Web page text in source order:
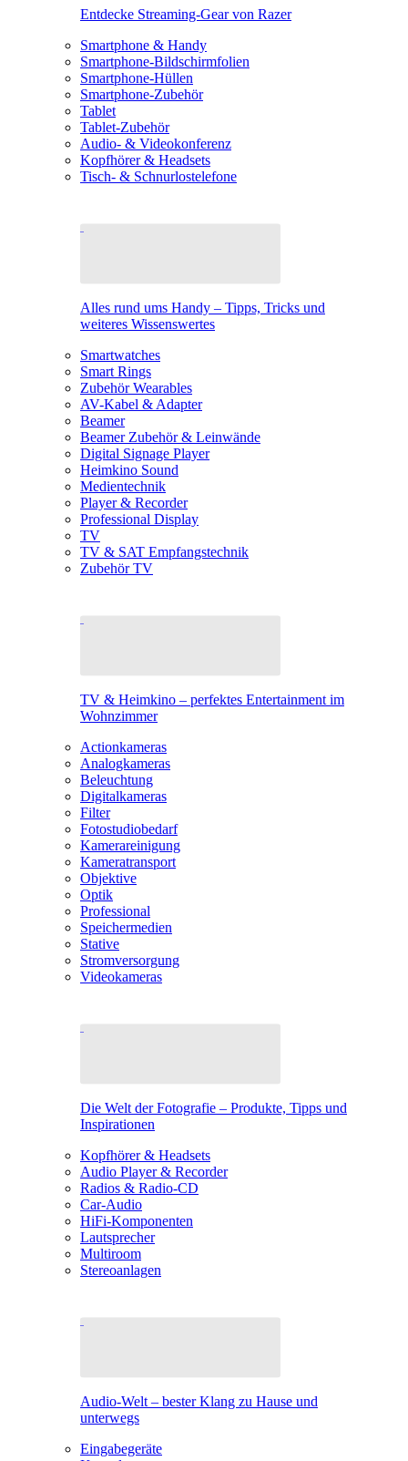
Entdecke Streaming-Gear von Razer
Smartphone & Handy
Smartphone-Bildschirmfolien
Smartphone-Hüllen
Smartphone-Zubehör
Tablet
Tablet-Zubehör
Audio- & Videokonferenz
Kopfhörer & Headsets
Tisch- & Schnurlostelefone
Alles rund ums Handy – Tipps, Tricks und
weiteres Wissenswertes
Smartwatches
Smart Rings
Zubehör Wearables
AV-Kabel & Adapter
Beamer
Beamer Zubehör & Leinwände
Digital Signage Player
Heimkino Sound
Medientechnik
Player & Recorder
Professional Display
TV
TV & SAT Empfangstechnik
Zubehör TV
TV & Heimkino – perfektes Entertainment im
Wohnzimmer
Actionkameras
Analogkameras
Beleuchtung
Digitalkameras
Filter
Fotostudiobedarf
Kamerareinigung
Kameratransport
Objektive
Optik
Professional
Speichermedien
Stative
Stromversorgung
Videokameras
Die Welt der Fotografie – Produkte, Tipps und
Inspirationen
Kopfhörer & Headsets
Audio Player & Recorder
Radios & Radio-CD
Car-Audio
HiFi-Komponenten
Lautsprecher
Multiroom
Stereoanlagen
Audio-Welt – bester Klang zu Hause und
unterwegs
Eingabegeräte